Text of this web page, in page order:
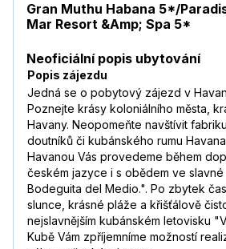
Gran Muthu Habana 5*/
Mar Resort &Amp; Spa 5*
Neoficiální popis ubytování
Popis zájezdu
Jedná se o pobytový zájezd v
Poznejte krásy koloniálního města,
Havany. Neopomeňte navštívit
doutníků či kubánského rumu
Havanou Vás provedeme během
českém jazyce i s obědem ve slavné
Bodeguita del Medio.". Po zbytek
slunce, krásné pláže a křišťálově
nejslavnějším kubánském letovisku
Kubě Vám zpříjemníme možností